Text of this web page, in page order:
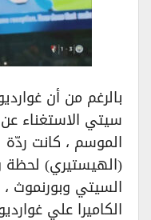
بالرغم من أن
سيتي الاستغناء
الموسم ، كانت ردّة
(الهيستيري) لحظة
السيتي وبورنموث
الكاميرا علي